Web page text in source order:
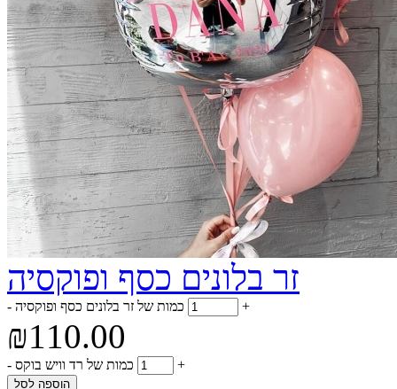
זר בלונים כסף ופוקסיה
- כמות של זר בלונים כסף ופוקסיה +
₪110.00
- כמות של רד וויש בוקס +
הוספה לסל